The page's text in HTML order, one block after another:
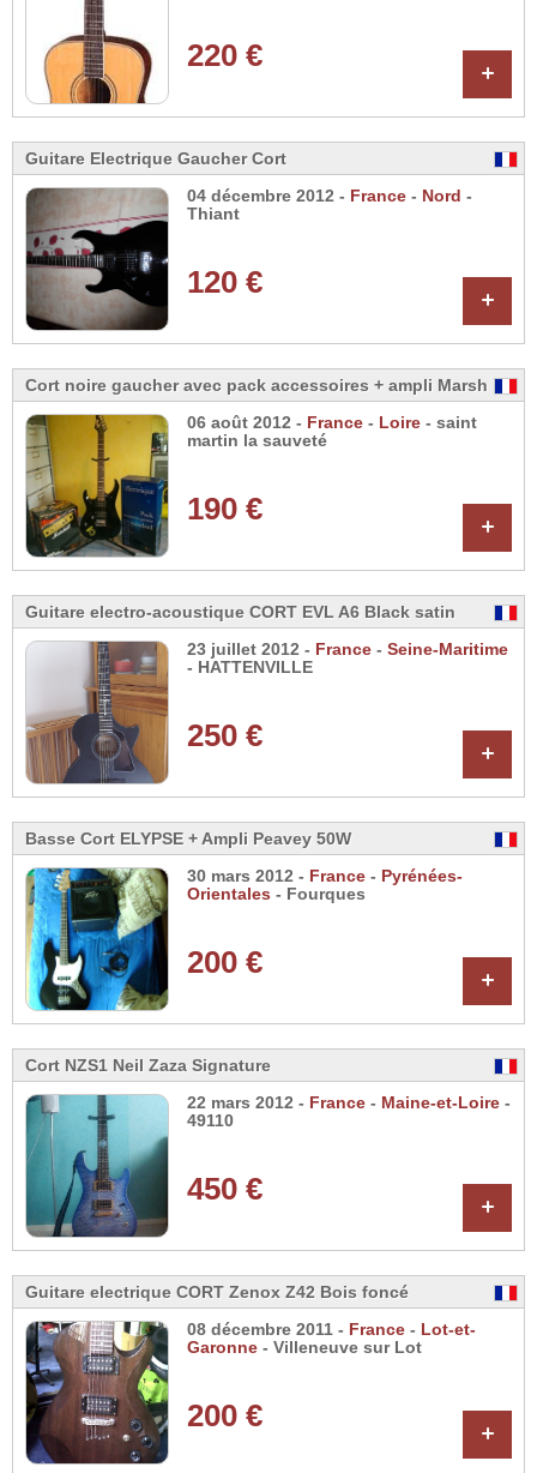
220 € +
Guitare Electrique Gaucher Cort
04 décembre 2012 - France - Nord -
Thiant
120 € +
Cort noire gaucher avec pack accessoires + ampli Marsh
06 août 2012 - France - Loire - saint
martin la sauveté
190 € +
Guitare electro-acoustique CORT EVL A6 Black satin
23 juillet 2012 - France - Seine-Maritime
- HATTENVILLE
250 € +
Basse Cort ELYPSE + Ampli Peavey 50W
30 mars 2012 - France - Pyrénées-
Orientales - Fourques
200 € +
Cort NZS1 Neil Zaza Signature
22 mars 2012 - France - Maine-et-Loire -
49110
450 € +
Guitare electrique CORT Zenox Z42 Bois foncé
08 décembre 2011 - France - Lot-et-
Garonne - Villeneuve sur Lot
200 € +